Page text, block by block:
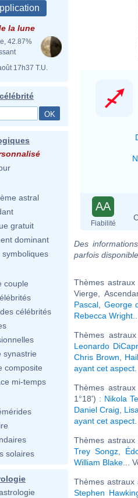
la lune
42.87%
17h37 T.U.
astral
gratuit
dominant
couple
célébrités
synastrie
composite
mi-temps
solaires
AA
Fiabilité
Des
parfois
Thèmes
Vierge,
Pascal
George
Rebecca Wright
Thèmes
Leonardo
Chris Brown
ayant cet aspect
Thèmes
1°18') : Nikola
Daniel Craig
ayant cet aspect
Thèmes
Trey Songz,
William Blake ...
Thèmes astraux
Stephen